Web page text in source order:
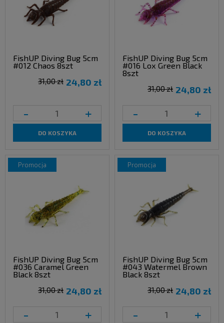
FishUP Diving Bug 5cm
#012 Chaos 8szt
24,80 zł
31,00 zł
- +
DO KOSZYKA
FishUP Diving Bug 5cm
#016 Lox Green Black
8szt
24,80 zł
31,00 zł
- +
DO KOSZYKA
FishUP Diving Bug 5cm
#036 Caramel Green
Black 8szt
24,80 zł
31,00 zł
- +
promocja
FishUP Diving Bug 5cm
#043 Watermel Brown
Black 8szt
24,80 zł
31,00 zł
- +
promocja